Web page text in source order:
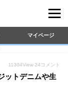
マイページ
11304View 24 コメント
ットデニムや生